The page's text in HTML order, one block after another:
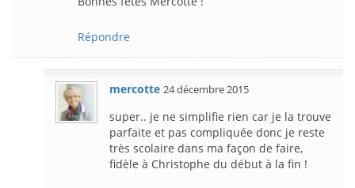
Répondre
mercotte 24 décembre 2015
super.. je ne simplifie rien car je la trouve
parfaite et pas compliquée donc je reste
très scolaire dans ma façon de faire,
fidèle à Christophe du début à la fin !